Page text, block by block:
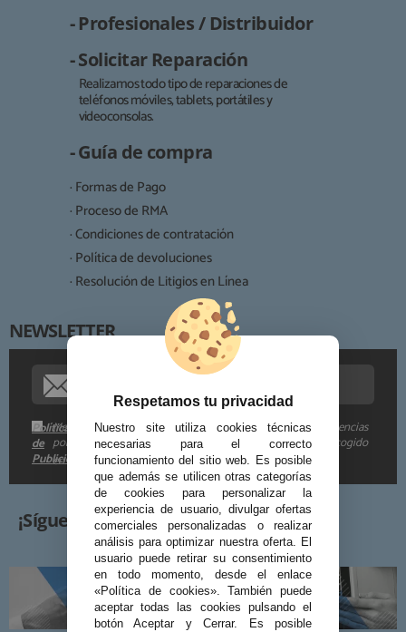
- Profesionales / Distribuidor
- Solicitar Reparación
Realizamos todo tipo de reparaciones de
teléfonos móviles, tablets, portátiles y
videoconsolas.
- Guía de compra
· Formas de Pago
· Proceso de RMA
· Condiciones de contratación
· Política de devoluciones
· Resolución de Litigios en Línea
NEWSLETTER
Me gustaría recibir descuentos exclusivos, novedades y tendencias
por e-mail. Puedo darme de baja cuando quiera según lo recogido
en la
Política
de
Publicidad
Responsable:
Finalidad:
Destinatarios:
Derechos:
Procedencia de los datos:
Información adicional:
¡Síguenos!
Respetamos tu privacidad
Nuestro site utiliza cookies técnicas
necesarias para el correcto
funcionamiento del sitio web. Es posible
que además se utilicen otras categorías
de cookies para personalizar la
experiencia de usuario, divulgar ofertas
comerciales personalizadas o realizar
análisis para optimizar nuestra oferta. El
usuario puede retirar su consentimiento
en todo momento, desde el enlace
«Política de cookies». También puede
aceptar todas las cookies pulsando el
botón Aceptar y Cerrar. Es posible